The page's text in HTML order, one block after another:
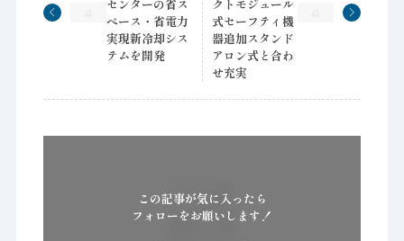
センターの省ス
ペース・省電力
実現新冷却シス
テムを開発
クトモジュール
式セーフティ機
器追加スタンド
アロン式と合わ
せ充実
この記事が気に入ったら
フォローをお願いします！